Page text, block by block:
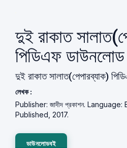
দুই রাকাত
পিডিএফ
দুই রাকাত সালাত(পেপারব্যাক)
লেখক :
Publisher: জাদীদ প্রকাশন.
Published, 2017.
ডাউনলোডবই